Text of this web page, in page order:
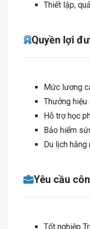
Thiết lập,
Quyền lợi
Mức lương
Thưởng hiệu
Hỗ trợ học
Bảo hiểm
Du lịch hằng
Yêu cầu
Tốt nghiệp